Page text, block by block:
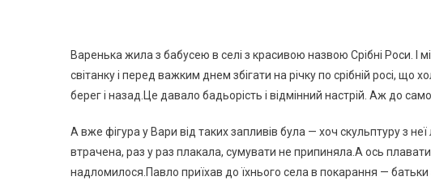
Варенька жила з бабусею в селі з красивою назвою Срібні Роси.
світанку і перед важким днем збігати на річку по срібній росі, що
берег і назад.Це давало бадьорість і відмінний настрій. Аж до
А вже фігура у Вари від таких запливів була — хоч скульптуру з
втрачена, раз у раз плакала, сумувати не припиняла.А ось
надломилося.Павло приїхав до їхнього села в покарання —